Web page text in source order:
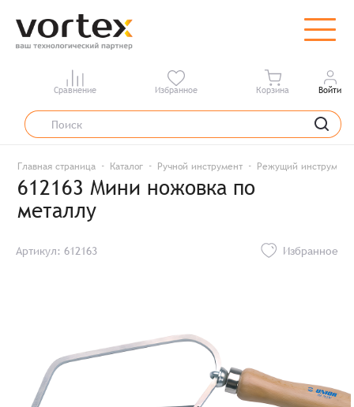
Сравнение Избранное Корзина Войти
Главная страница Каталог Ручной инструмент Режущий инструмент
612163 Мини ножовка по
металлу
Артикул: 612163 Избранное